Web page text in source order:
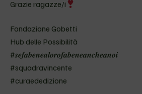
Grazie ragazze/i
Fondazione Gobetti
Hub delle Possibilità
#𝒔𝒆𝒇𝒂𝒃𝒆𝒏𝒆𝒂𝒍𝒐𝒓𝒐𝒇𝒂𝒃𝒆𝒏𝒆𝒂𝒏𝒄𝒉𝒆𝒂𝒏𝒐𝒊
#squadravincente
#curaededizione